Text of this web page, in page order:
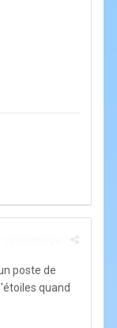
poste de
quand